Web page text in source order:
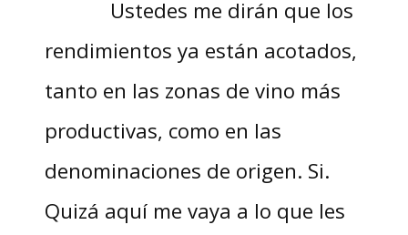
Ustedes me dirán que los
rendimientos ya están acotados,
tanto en las zonas de vino más
productivas, como en las
denominaciones de origen. Si.
Quizá aquí me vaya a lo que les